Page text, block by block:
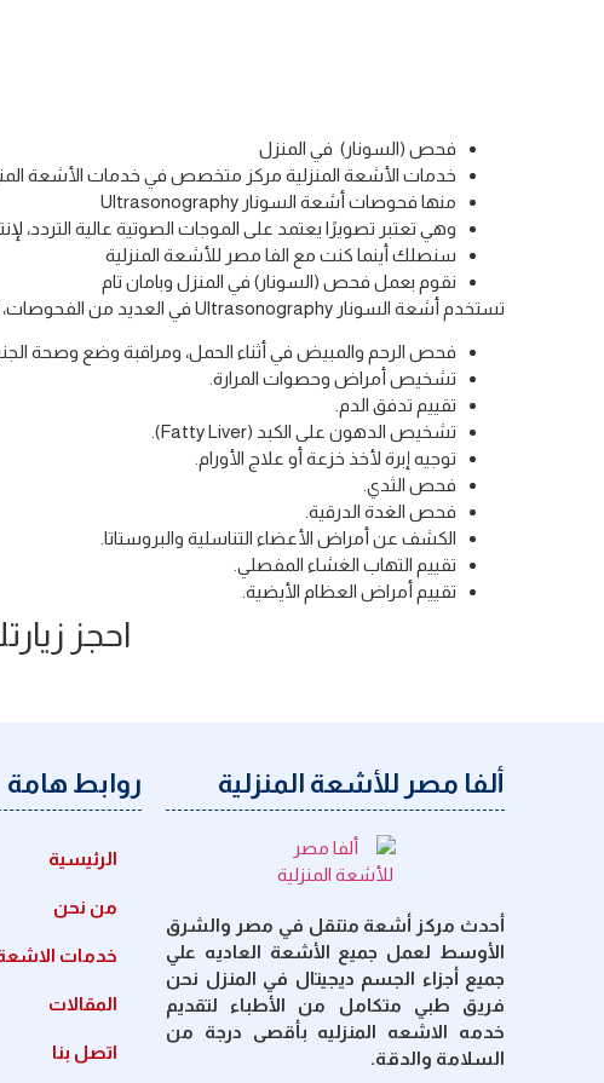
فحص (السونار) في المنزل
خدمات الأشعة المنزلية مركز متخصص في خدمات الأشعة
منها فحوصات أشعة السونار Ultrasonography
وهي تعتبر تصويرًا يعتمد على الموجات الصوتية عالية التردد،
سنصلك أينما كنت مع الفا مصر للأشعة المنزلية
نقوم بعمل فحص (السونار) في المنزل وبامان تام
تستخدم أشعة السونار Ultrasonography في العديد من الفحوصات، تشمل:
فحص الرحم والمبيض في أثناء الحمل، ومراقبة وضع وصحة
تشخيص أمراض وحصوات المرارة.
تقييم تدفق الدم.
تشخيص الدهون على الكبد (Fatty Liver).
توجيه إبرة لأخذ خزعة أو علاج الأورام.
فحص الثدي.
فحص الغدة الدرقية.
الكشف عن أمراض الأعضاء التناسلية والبروستاتا.
تقييم التهاب الغشاء المفصلي.
تقييم أمراض العظام الأيضية.
احجز
ألفا مصر للأشعة المنزلية
أحدث مركز أشعة متنقل في مصر والشرق
الأوسط لعمل جميع الأشعة العاديه علي
جميع أجزاء الجسم ديجيتال في المنزل نحن
فريق طبي متكامل من الأطباء لتقديم
خدمه الاشعه المنزليه بأقصى درجة من
السلامة والدقة.
روابط هامة
الرئيسية
من نحن
خدمات الاشعة
المقالات
اتصل بنا